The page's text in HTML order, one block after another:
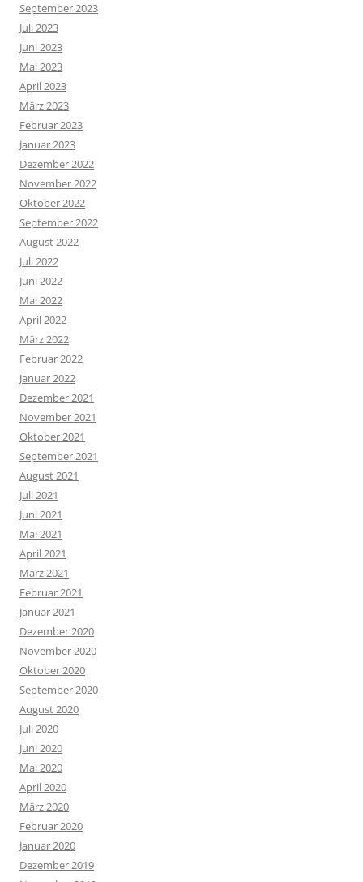
September 2023
Juli 2023
Juni 2023
Mai 2023
April 2023
März 2023
Februar 2023
Januar 2023
Dezember 2022
November 2022
Oktober 2022
September 2022
August 2022
Juli 2022
Juni 2022
Mai 2022
April 2022
März 2022
Februar 2022
Januar 2022
Dezember 2021
November 2021
Oktober 2021
September 2021
August 2021
Juli 2021
Juni 2021
Mai 2021
April 2021
März 2021
Februar 2021
Januar 2021
Dezember 2020
November 2020
Oktober 2020
September 2020
August 2020
Juli 2020
Juni 2020
Mai 2020
April 2020
März 2020
Februar 2020
Januar 2020
Dezember 2019